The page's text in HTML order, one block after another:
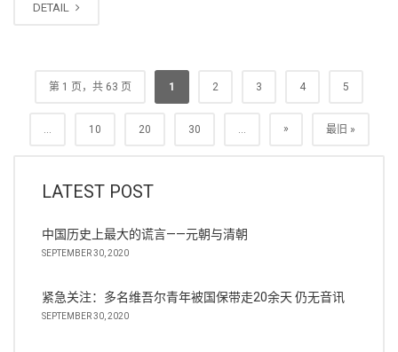
DETAIL
第 1 页，共 63 页 1 2 3 4 5
... 10 20 30 ... » 最旧 »
LATEST POST
中国历史上最大的谎言——元朝与清朝
SEPTEMBER 30, 2020
紧急关注：多名维吾尔青年被国保带走20余天 仍无音讯
SEPTEMBER 30, 2020